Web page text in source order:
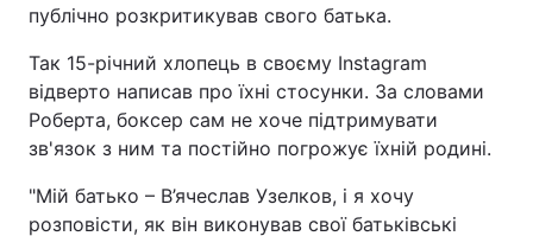
публічно розкритикував свого батька.
Так 15-річний хлопець в своєму Instagram
відверто написав про їхні стосунки. За словами
Роберта, боксер сам не хоче підтримувати
зв'язок з ним та постійно погрожує їхній родині.
"Мій батько – В’ячеслав Узелков, і я хочу
розповісти, як він виконував свої батьківські